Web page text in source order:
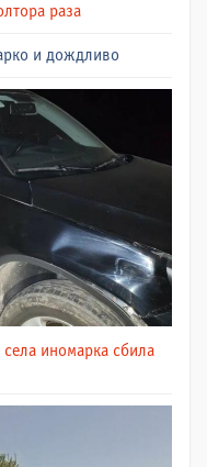
раза
и дождливо
иномарка сбила